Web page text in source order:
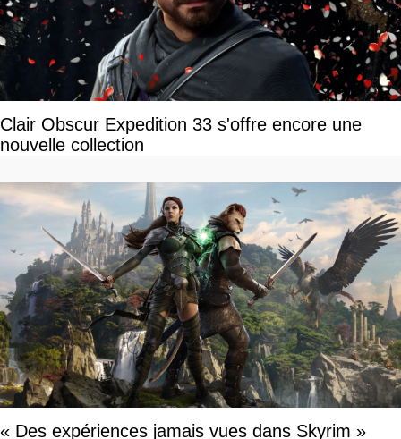
Clair Obscur Expedition 33 s'offre encore une
nouvelle collection
« Des expériences jamais vues dans Skyrim »